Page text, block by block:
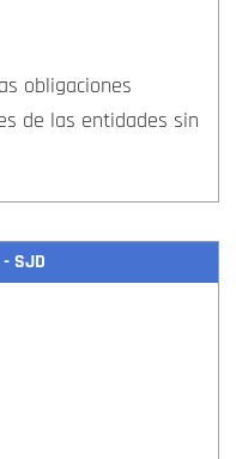
obligaciones
de las entidades sin
- SJD